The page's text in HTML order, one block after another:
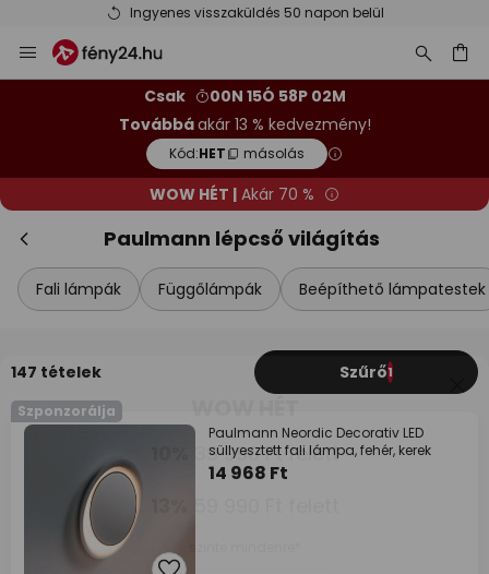
Ingyenes visszaküldés 50 napon belül
Ugrás
a
Csak
00N 15Ó 58P 00M
Továbbáakár 13 % kedvezmény!
Kód:HET másolás
WOW HÉT | Akár 70 %
Paulmann lépcső világítás
Fali lámpák Függőlámpák Beépíthető lámpatestek
147 tételek Szűrő1
Szponzorálja
Paulmann Neordic Decorativ LED
süllyesztett fali lámpa, fehér, kerek
14 968 Ft
10% 39 990 Ft felett
13%59 990 Ft felett
szinte mindenre*
Kód:HET másolás
Spórolj most